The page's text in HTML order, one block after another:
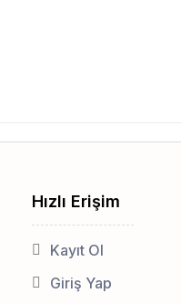
Hızlı Erişim
Kayıt Ol
Giriş Yap